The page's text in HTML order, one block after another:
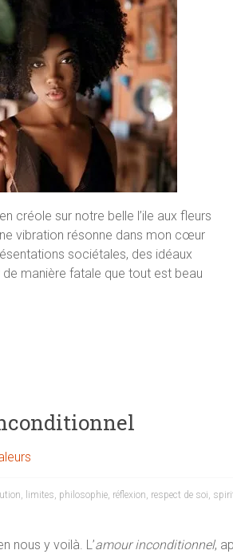
créole sur notre belle l’ile aux fleurs
vibration résonne dans mon cœur
sociétales, des idéaux
manière fatale que tout est beau
, limites, philosophie, réflexion, respect de soi,
nous y voilà. L’amour inconditionnel,